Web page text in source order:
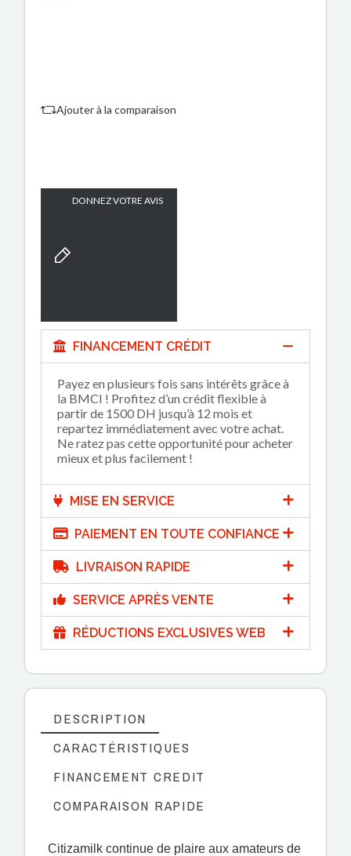
Ajouter à la comparaison
DONNEZ VOTRE AVIS
FINANCEMENT CRÉDIT
Payez en plusieurs fois sans intérêts grâce à
la BMCI ! Profitez d’un crédit flexible à
partir de 1500 DH jusqu’à 12 mois et
repartez immédiatement avec votre achat.
Ne ratez pas cette opportunité pour acheter
mieux et plus facilement !
MISE EN SERVICE
PAIEMENT EN TOUTE CONFIANCE
LIVRAISON RAPIDE
SERVICE APRÈS VENTE
RÉDUCTIONS EXCLUSIVES WEB
DESCRIPTION
CARACTÉRISTIQUES
FINANCEMENT CREDIT
COMPARAISON RAPIDE
Citizamilk continue de plaire aux amateurs de